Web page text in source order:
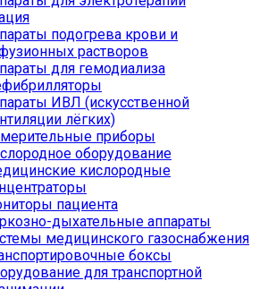
подогрева крови и
растворов
для гемодиализа
ИВЛ (искусственной
лёгких)
приборы
оборудование
кислородные
пациента
дыхательные аппараты
медицинского газоснабжения
боксы
для транспортной